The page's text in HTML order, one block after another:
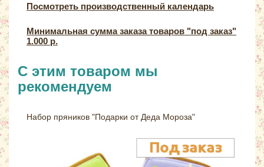
Посмотреть производственный календарь
Минимальная сумма заказа товаров "под заказ"
1.000 р.
С этим товаром мы
рекомендуем
Набор пряников "Подарки от Деда Мороза"